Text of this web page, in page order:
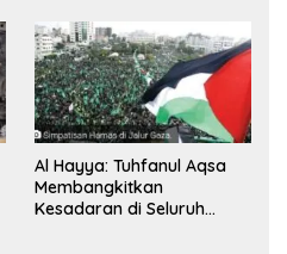
Al Hayya: Tuhfanul Aqsa
Membangkitkan
Kesadaran di Seluruh